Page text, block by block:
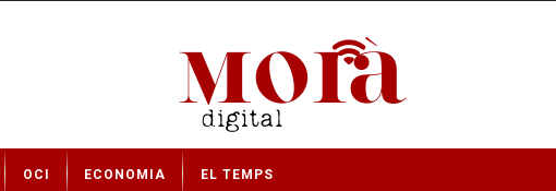
OCI ECONOMIA EL TEMPS